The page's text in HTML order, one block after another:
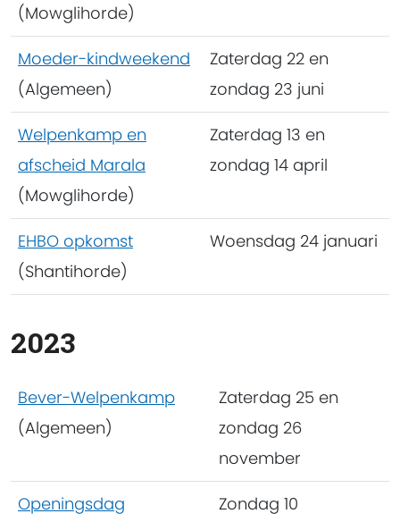
(Mowglihorde)
Moeder-kindweekend
(Algemeen)
Zaterdag 22 en
zondag 23 juni
Welpenkamp en
afscheid Marala
(Mowglihorde)
Zaterdag 13 en
zondag 14 april
EHBO opkomst
(Shantihorde)
Woensdag 24 januari
2023
Bever-Welpenkamp
(Algemeen)
Zaterdag 25 en
zondag 26
november
Openingsdag
Zondag 10